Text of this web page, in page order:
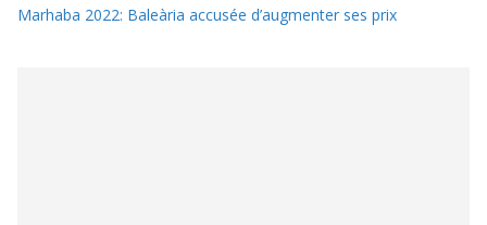
Marhaba 2022: Baleària accusée d’augmenter ses prix